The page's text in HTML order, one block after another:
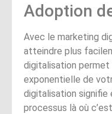
Adoption
Avec le marketing
atteindre plus
digitalisation permet
exponentielle de
digitalisation signifie
processus là où